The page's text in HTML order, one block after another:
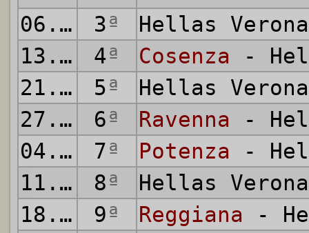
06.09.2009
3ª
Hellas
13.09.2009
4ª Cosenza -
21.09.2009
5ª
Hellas
27.09.2009
6ª Ravenna -
04.10.2009
7ª Potenza -
11.10.2009
8ª
Hellas
18.10.2009
9ª Reggiana -